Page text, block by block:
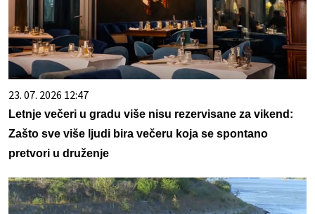
23. 07. 2026 12:47
Letnje večeri u gradu više nisu rezervisane za vikend:
Zašto sve više ljudi bira večeru koja se spontano
pretvori u druženje